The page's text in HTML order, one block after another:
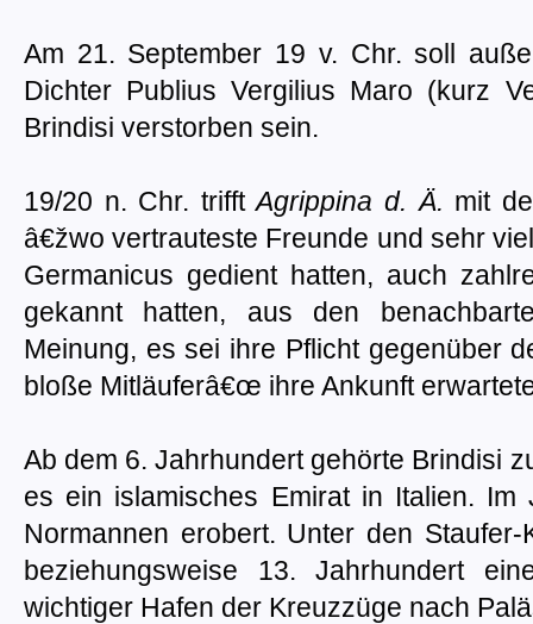
Am 21. September 19 v. Chr. soll
Dichter Publius Vergilius Maro (kurz
Brindisi verstorben sein.
19/20 n. Chr. trifftAgrippina d. Ä. mit
â€žwo vertrauteste Freunde und sehr
Germanicus gedient hatten, auch
gekannt hatten, aus den
Meinung, es sei ihre Pflicht gegenüber
bloße Mitläuferâ€œ ihre Ankunft
Ab dem 6. Jahrhundert gehörte Brindisi
es ein islamisches Emirat in Italien.
Normannen erobert. Unter den
beziehungsweise 13. Jahrhundert
wichtiger Hafen der Kreuzzüge nach